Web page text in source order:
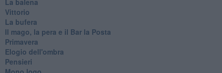
La balena
Vittorio
La bufera
Il mago, la pera e il Bar la Posta
Primavera
Elogio dell'ombra
Pensieri